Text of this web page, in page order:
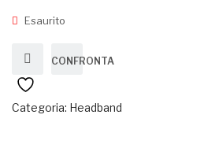
Esaurito
CONFRONTA
Categoria: Headband